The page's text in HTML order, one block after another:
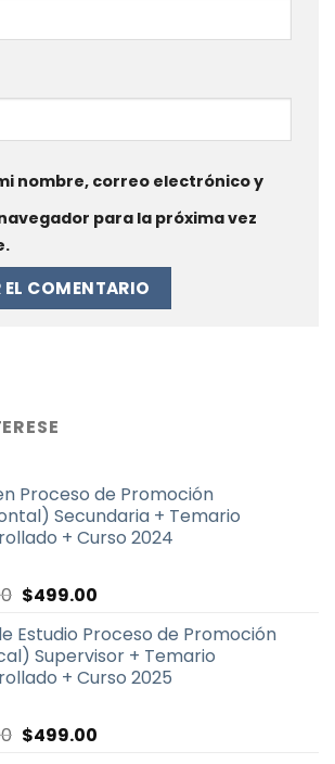
nombre, correo electrónico y
para la próxima vez
Proceso de Promoción
Secundaria + Temario
+ Curso 2024
El
original
era:
$999.00.
$499.00El
actual
es:
$499.00.
Estudio Proceso de Promoción
Supervisor + Temario
+ Curso 2025
El
$499.00El